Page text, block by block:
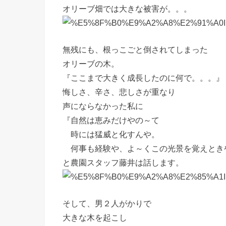
オリーブ畑では大きな被害が。。。
無残にも、根っこごと倒されてしまった
オリーブの木。
『ここまで大きく成長したのに何で。。。』
悔しさ、辛さ、悲しさが重なり
声にならなかった私に
『自然は恵みだけやの～て
時には猛威と化すんや。
何事も経験や、よ～くこの光景を覚えとき
と農園スタッフ藤井は話します。
そして、男２人がかりで
大きな木を起こし